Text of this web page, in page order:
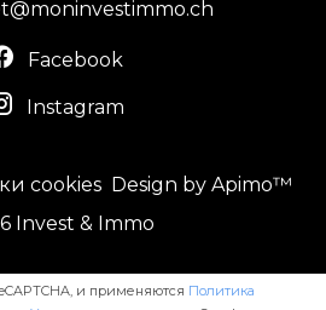
Facebook
Instagram
cookies Design by Apimo™
Invest & Immo
и применяются Политика